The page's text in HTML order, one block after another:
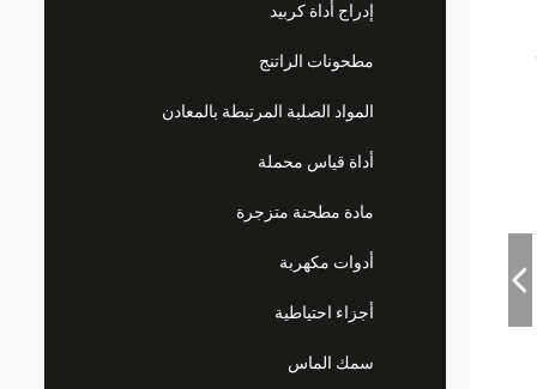
إدراج أداة كربيد
مطحونات الراتنج
المواد الصلبة المرتبطة بالمعادن
أداة قياس محملة
مادة مطحنة متزجرة
أدوات مكهربة
أجزاء احتياطية
سمك الماس